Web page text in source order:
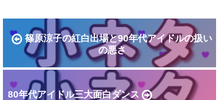
篠原涼子の紅白出場と90年代アイドルの扱い
の悪さ
80年代アイドル三大面白ダンス